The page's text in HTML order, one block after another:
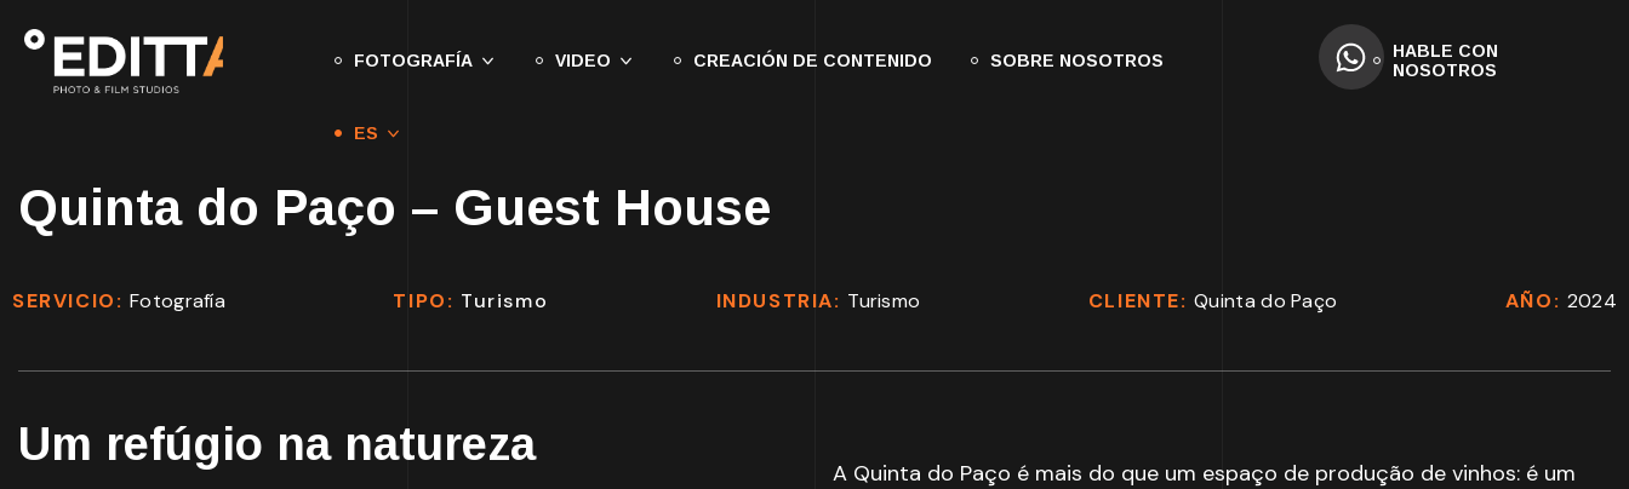
FOTOGRAFÍA VIDEO CREACIÓN DE CONTENIDO SOBRE NOSOTROS
ES
HABLE CON
NOSOTROS
Quinta do Paço – Guest House
SERVICIO: Fotografía TIPO: Turismo INDUSTRIA: Turismo CLIENTE:Quinta do Paço AÑO: 2024
Um refúgio na natureza
A Quinta do Paço é mais do que um espaço de produção de vinhos: é um